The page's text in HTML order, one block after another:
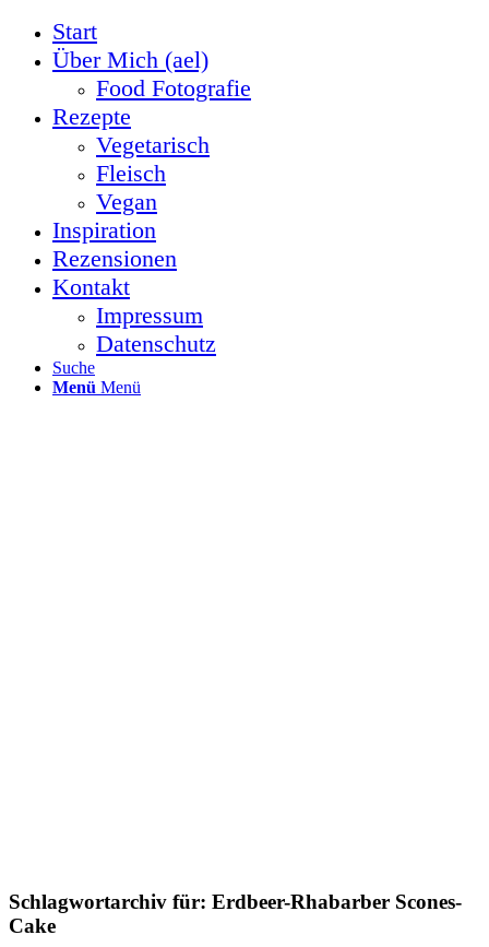
Start
Über Mich (ael)
Food Fotografie
Rezepte
Vegetarisch
Fleisch
Vegan
Inspiration
Rezensionen
Kontakt
Impressum
Datenschutz
Suche
Menü Menü
Schlagwortarchiv für: Erdbeer-Rhabarber Scones-
Cake